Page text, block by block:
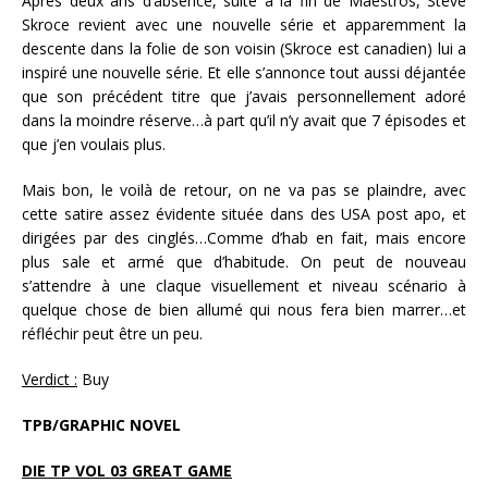
Skroce revient avec une nouvelle série et apparemment la
descente dans la folie de son voisin (Skroce est canadien) lui a
inspiré une nouvelle série. Et elle s’annonce tout aussi déjantée
que son précédent titre que j’avais personnellement adoré
dans la moindre réserve…à part qu’il n’y avait que 7 épisodes et
que j’en voulais plus.
Mais bon, le voilà de retour, on ne va pas se plaindre, avec
cette satire assez évidente située dans des USA post apo, et
dirigées par des cinglés…Comme d’hab en fait, mais encore
plus sale et armé que d’habitude. On peut de nouveau
s’attendre à une claque visuellement et niveau scénario à
quelque chose de bien allumé qui nous fera bien marrer…et
réfléchir peut être un peu.
Verdict : Buy
TPB/GRAPHIC NOVEL
DIE TP VOL 03 GREAT GAME